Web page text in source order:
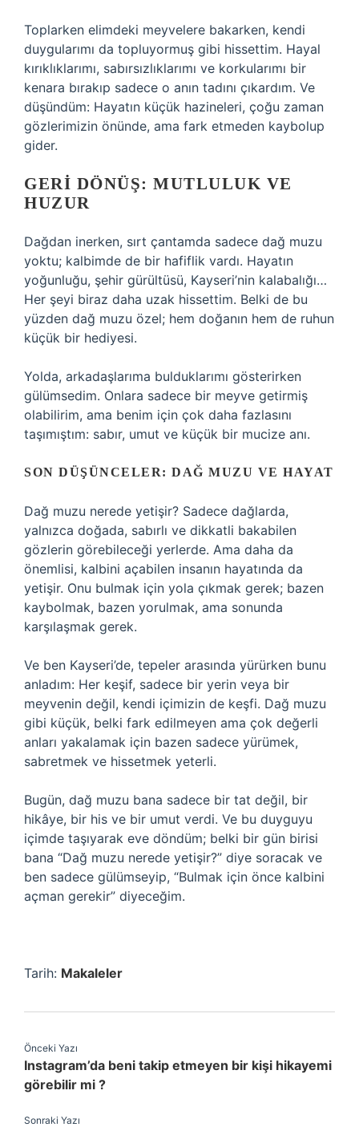
Toplarken elimdeki meyvelere bakarken, kendi
duygularımı da topluyormuş gibi hissettim. Hayal
kırıklıklarımı, sabırsızlıklarımı ve korkularımı bir
kenara bırakıp sadece o anın tadını çıkardım. Ve
düşündüm: Hayatın küçük hazineleri, çoğu zaman
gözlerimizin önünde, ama fark etmeden kaybolup
gider.
GERI DÖNÜŞ: MUTLULUK VE
HUZUR
Dağdan inerken, sırt çantamda sadece dağ muzu
yoktu; kalbimde de bir hafiflik vardı. Hayatın
yoğunluğu, şehir gürültüsü, Kayseri’nin kalabalığı…
Her şeyi biraz daha uzak hissettim. Belki de bu
yüzden dağ muzu özel; hem doğanın hem de ruhun
küçük bir hediyesi.
Yolda, arkadaşlarıma bulduklarımı gösterirken
gülümsedim. Onlara sadece bir meyve getirmiş
olabilirim, ama benim için çok daha fazlasını
taşımıştım: sabır, umut ve küçük bir mucize anı.
SON DÜŞÜNCELER: DAĞ MUZU VE HAYAT
Dağ muzu nerede yetişir? Sadece dağlarda,
yalnızca doğada, sabırlı ve dikkatli bakabilen
gözlerin görebileceği yerlerde. Ama daha da
önemlisi, kalbini açabilen insanın hayatında da
yetişir. Onu bulmak için yola çıkmak gerek; bazen
kaybolmak, bazen yorulmak, ama sonunda
karşılaşmak gerek.
Ve ben Kayseri’de, tepeler arasında yürürken bunu
anladım: Her keşif, sadece bir yerin veya bir
meyvenin değil, kendi içimizin de keşfi. Dağ muzu
gibi küçük, belki fark edilmeyen ama çok değerli
anları yakalamak için bazen sadece yürümek,
sabretmek ve hissetmek yeterli.
Bugün, dağ muzu bana sadece bir tat değil, bir
hikâye, bir his ve bir umut verdi. Ve bu duyguyu
içimde taşıyarak eve döndüm; belki bir gün birisi
bana “Dağ muzu nerede yetişir?” diye soracak ve
ben sadece gülümseyip, “Bulmak için önce kalbini
açman gerekir” diyeceğim.
Tarih: Makaleler
Önceki Yazı
Instagram’da beni takip etmeyen bir kişi hikayemi
görebilir mi ?
Sonraki Yazı